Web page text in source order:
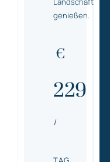
genießen.
€
229
/